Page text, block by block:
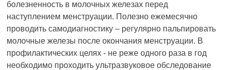
болезненность в молочных железах перед
наступлением менструации. Полезно ежемесячно
проводить самодиагностику – регулярно пальпировать
молочные железы после окончания менструации. В
профилактических целях - не реже одного раза в год
необходимо проходить ультразвуковое обследование